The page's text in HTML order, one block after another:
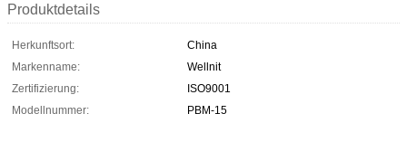
Produktdetails
Herkunftsort:
China
Markenname:
Wellnit
Zertifizierung:
ISO9001
Modellnummer:
PBM-15